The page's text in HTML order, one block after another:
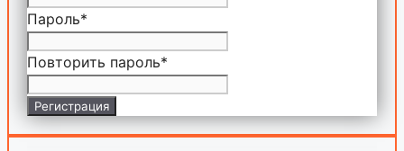
Пароль*
Повторить пароль*
Регистрация